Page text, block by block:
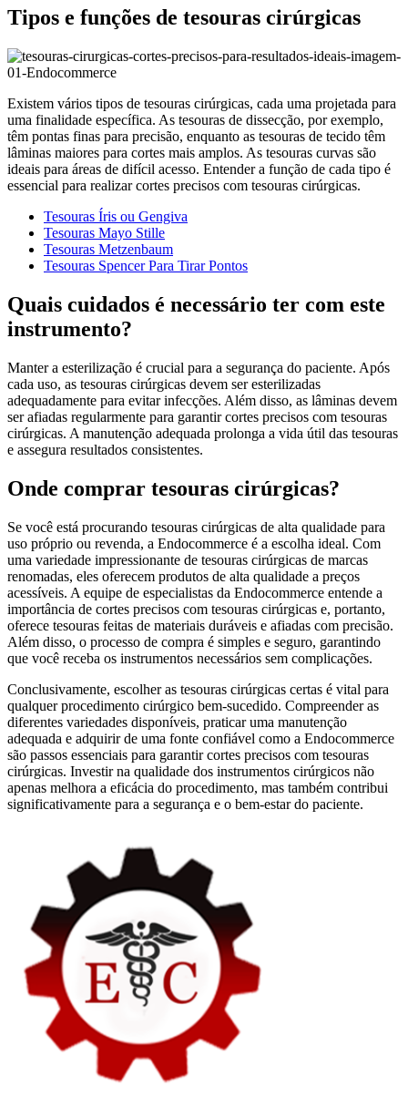
Tipos e funções de tesouras cirúrgicas
Existem vários tipos de tesouras cirúrgicas, cada uma projetada para
uma finalidade específica. As tesouras de dissecção, por exemplo,
têm pontas finas para precisão, enquanto as tesouras de tecido têm
lâminas maiores para cortes mais amplos. As tesouras curvas são
ideais para áreas de difícil acesso. Entender a função de cada tipo é
essencial para realizar cortes precisos com tesouras cirúrgicas.
Tesouras Íris ou Gengiva
Tesouras Mayo Stille
Tesouras Metzenbaum
Tesouras Spencer Para Tirar Pontos
Quais cuidados é necessário ter com este
instrumento?
Manter a esterilização é crucial para a segurança do paciente. Após
cada uso, as tesouras cirúrgicas devem ser esterilizadas
adequadamente para evitar infecções. Além disso, as lâminas devem
ser afiadas regularmente para garantir cortes precisos com tesouras
cirúrgicas. A manutenção adequada prolonga a vida útil das tesouras
e assegura resultados consistentes.
Onde comprar tesouras cirúrgicas?
Se você está procurando tesouras cirúrgicas de alta qualidade para
uso próprio ou revenda, a Endocommerce é a escolha ideal. Com
uma variedade impressionante de tesouras cirúrgicas de marcas
renomadas, eles oferecem produtos de alta qualidade a preços
acessíveis. A equipe de especialistas da Endocommerce entende a
importância de cortes precisos com tesouras cirúrgicas e, portanto,
oferece tesouras feitas de materiais duráveis e afiadas com precisão.
Além disso, o processo de compra é simples e seguro, garantindo
que você receba os instrumentos necessários sem complicações.
Conclusivamente, escolher as tesouras cirúrgicas certas é vital para
qualquer procedimento cirúrgico bem-sucedido. Compreender as
diferentes variedades disponíveis, praticar uma manutenção
adequada e adquirir de uma fonte confiável como a Endocommerce
são passos essenciais para garantir cortes precisos com tesouras
cirúrgicas. Investir na qualidade dos instrumentos cirúrgicos não
apenas melhora a eficácia do procedimento, mas também contribui
significativamente para a segurança e o bem-estar do paciente.